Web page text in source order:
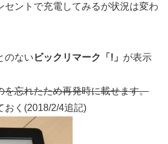
セントで充電してみるが状況は変わ
のない ビックリマーク「!」 が表示
忘れたため再発時に載せます。
おく(2018/2/4追記)